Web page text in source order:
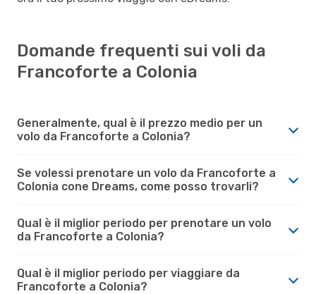
Domande frequenti sui voli da
Francoforte a Colonia
Generalmente, qual è il prezzo medio per un
volo da Francoforte a Colonia?
Se volessi prenotare un volo da Francoforte a
Colonia cone Dreams, come posso trovarli?
Qual è il miglior periodo per prenotare un volo
da Francoforte a Colonia?
Qual è il miglior periodo per viaggiare da
Francoforte a Colonia?